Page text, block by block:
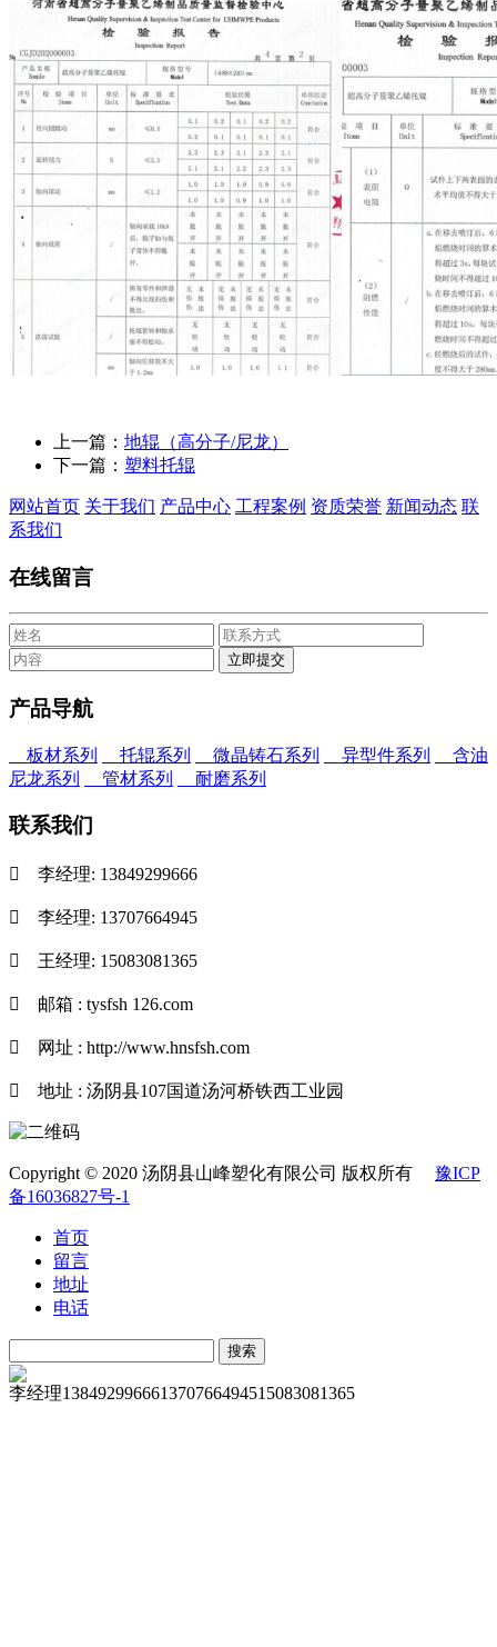
上一篇： 地辊（高分子/尼龙）
下一篇： 塑料托辊
网站首页 关于我们 产品中心 工程案例 资质荣誉 新闻动态 联
系我们
在线留言
产品导航
板材系列 托辊系列 微晶铸石系列 异型件系列
含油
尼龙系列
管材系列 耐磨系列
联系我们
 李经理: 13849299666
 李经理: 13707664945
 王经理: 15083081365
 邮箱 : tysfsh 126.com
 网址 : http://www.hnsfsh.com
 地址 : 汤阴县107国道汤河桥铁西工业园
Copyright © 2020 汤阴县山峰塑化有限公司 版权所有 豫ICP
备16036827号-1
首页
留言
地址
电话
李经理138492996661370766494515083081365